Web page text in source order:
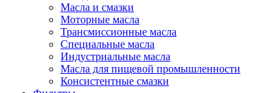
Масла и смазки
Моторные масла
Трансмиссионные масла
Специальные масла
Индустриальные масла
Масла для пищевой промышленности
Консистентные смазки